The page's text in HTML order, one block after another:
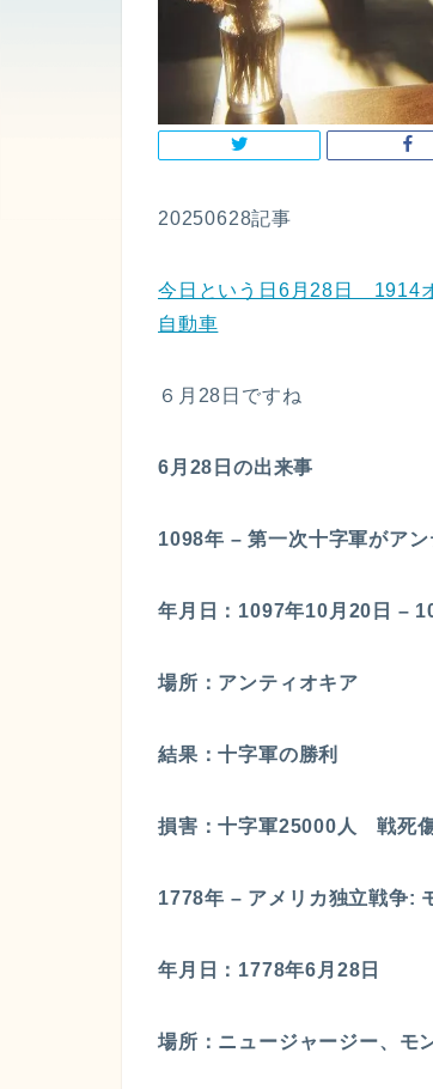
20250628記事
今日という日6月28日 1914
自動車
６月28日ですね
6月28日の出来事
1098年 – 第一次十字軍がア
年月日：1097年10月20日 –
場所：アンティオキア
結果：十字軍の勝利
損害：十字軍25000人 戦死
1778年 – アメリカ独立戦争:
年月日：1778年6月28日
場所：ニュージャージー、モ